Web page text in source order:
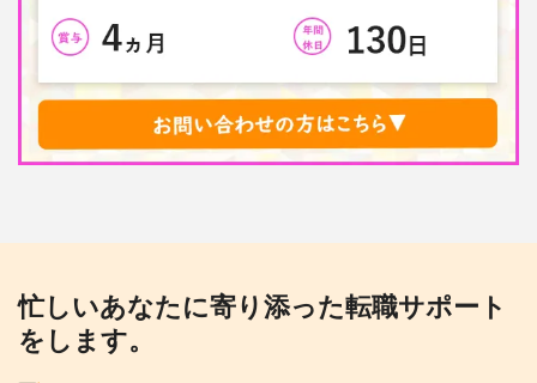
忙しいあなたに寄り添った転職サポート
をします。